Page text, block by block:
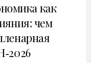
как
чем